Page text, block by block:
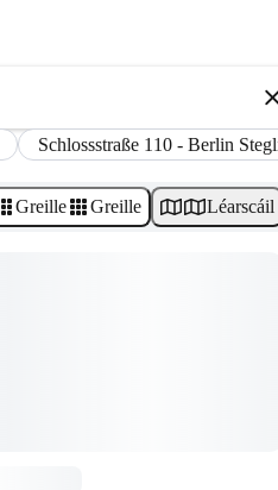
Schlossstraße 110 - Berlin
Greille Greille Léarscáil